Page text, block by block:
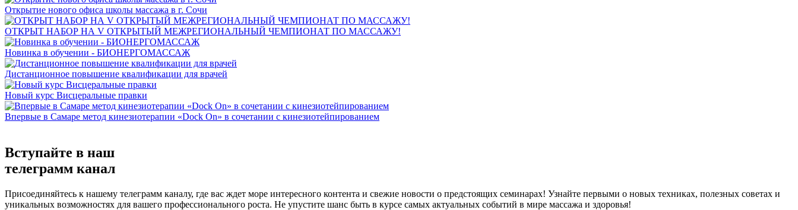
Открытие нового офиса школы массажа в г. Сочи
ОТКРЫТ НАБОР НА V ОТКРЫТЫЙ МЕЖРЕГИОНАЛЬНЫЙ ЧЕМПИОНАТ ПО МАССАЖУ!
Новинка в обучении - БИОНЕРГОМАССАЖ
Дистанционное повышение квалификации для врачей
Новый курс Висцеральные правки
Впервые в Самаре метод кинезиотерапии «Dock On» в сочетании с кинезиотейпированием
Вступайте в наш
телеграмм канал
Присоединяйтесь к нашему телеграмм каналу, где вас ждет море интересного контента и свежие новости о предстоящих семинарах! Узнайте первыми о новых техниках, полезных советах и
уникальных возможностях для вашего профессионального роста. Не упустите шанс быть в курсе самых актуальных событий в мире массажа и здоровья!